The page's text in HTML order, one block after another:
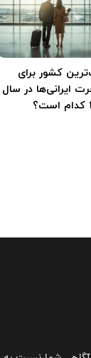
کشور برای
ایرانی‌ها در سال